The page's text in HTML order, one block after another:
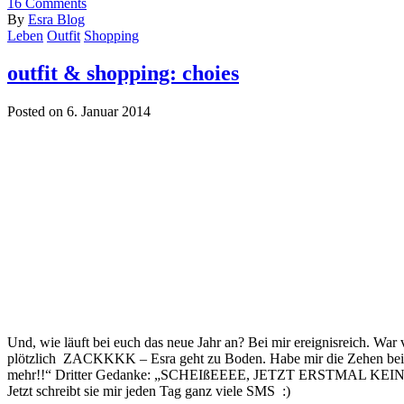
By Esra Blog
Leben Outfit Shopping
outfit & shopping: choies
Posted on 6. Januar 2014
Und, wie läuft bei euch das neue Jahr an? Bei mir ereignisreich.
plötzlich ZACKKKK – Esra geht zu Boden. Habe mir die Zehen
mehr!!“ Dritter Gedanke: „SCHEIßEEEE, JETZT ERSTMAL
Jetzt schreibt sie mir jeden Tag ganz viele SMS :)